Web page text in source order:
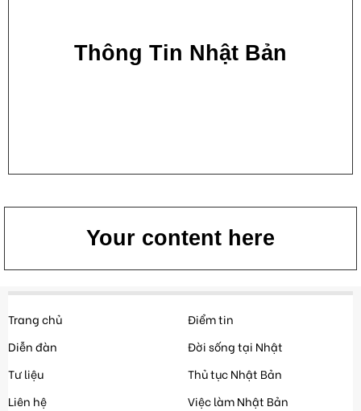
Thông Tin Nhật Bản
Your content here
Trang chủ
Diễn đàn
Tư liệu
Liên hệ
Điểm tin
Đời sống tại Nhật
Thủ tục Nhật Bản
Việc làm Nhật Bản